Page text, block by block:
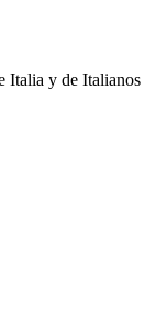
Italia y de Italianos